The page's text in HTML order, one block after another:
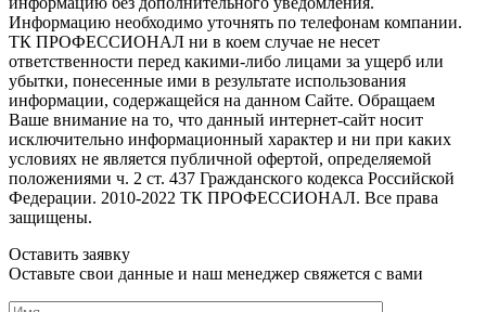
Информацию необходимо уточнять по телефонам компании.
ТК ПРОФЕССИОНАЛ ни в коем случае не несет
ответственности перед какими-либо лицами за ущерб или
убытки, понесенные ими в результате использования
информации, содержащейся на данном Сайте. Обращаем
Ваше внимание на то, что данный интернет-сайт носит
исключительно информационный характер и ни при каких
условиях не является публичной офертой, определяемой
положениями ч. 2 ст. 437 Гражданского кодекса Российской
Федерации. 2010-2022 ТК ПРОФЕССИОНАЛ. Все права
защищены.
Оставить заявку
Оставьте свои данные и наш менеджер свяжется с вами